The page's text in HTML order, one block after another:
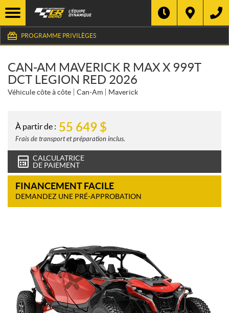
PROGRAMME PRIVILÈGES
CAN-AM MAVERICK R MAX X 999T
DCT LEGION RED 2026
Véhicule côte à côte Can-Am Maverick
À partir de : 55 649 $
Frais de transport et préparation inclus.
CALCULATRICE
DE PAIEMENT
FINANCEMENT FACILE
DEMANDEZ UNE PRÉ-APPROBATION